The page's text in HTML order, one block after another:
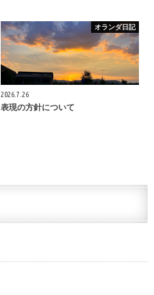
オランダ日記
2026.7.26
表現の方針について